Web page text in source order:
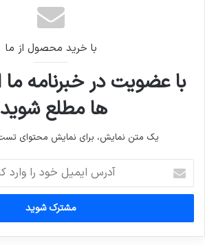
با خرید محصول از ما
با عضویت در خبرنامه ما
ها مطلع
یک متن نمایش، برای نمایش محتوای
ایمیل
خود
وارد
کنید